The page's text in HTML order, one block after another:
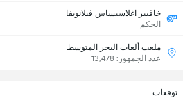
خافيير اغلاسيساس فيلانويفا
الحكم
ملعب ألعاب البحر المتوسط
عدد الجمهور: 13,478
توقعات